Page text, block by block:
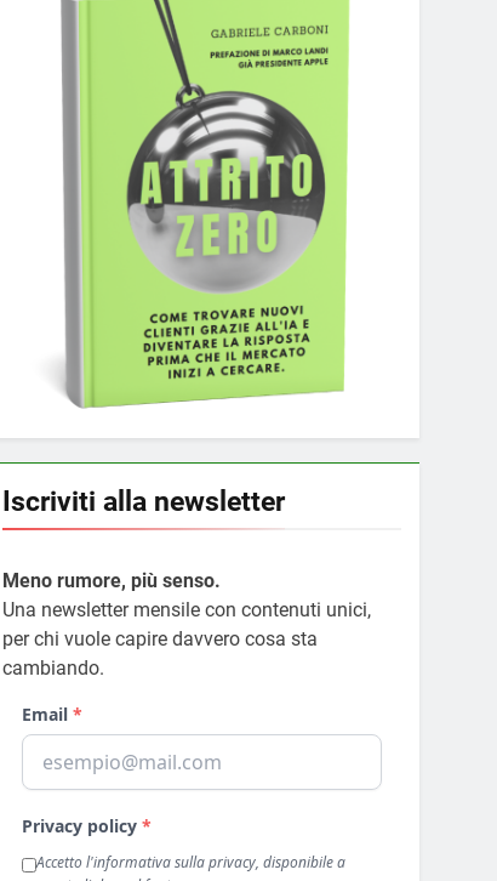
Iscriviti alla newsletter
Meno rumore, più senso.
Una newsletter mensile con contenuti unici,
per chi vuole capire davvero cosa sta
cambiando.